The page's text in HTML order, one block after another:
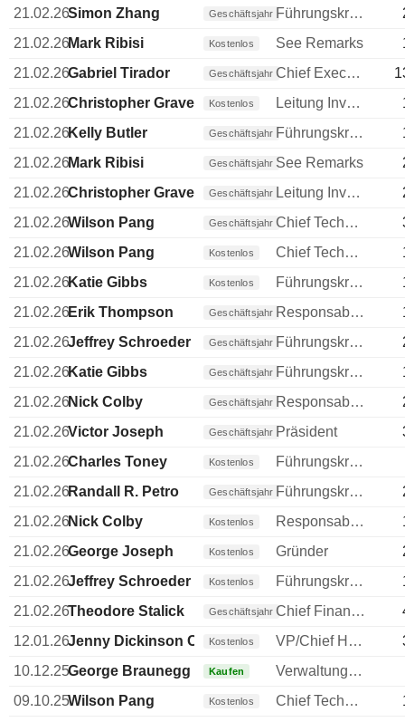
21.02.26Simon Zhang Geschäftsjahr Führungskraft / leitender Angestellter
21.02.26Mark Ribisi Kostenlos See Remarks
21.02.26Gabriel Tirador Geschäftsjahr Chief Executive Officer (CEO)
21.02.26Christopher Graves Kostenlos Leitung Investments
21.02.26Kelly Butler Geschäftsjahr Führungskraft / leitender Angestellter
21.02.26Mark Ribisi Geschäftsjahr See Remarks
21.02.26Christopher Graves Geschäftsjahr Leitung Investments
21.02.26Wilson Pang Geschäftsjahr Chief Technology Officer (CTO)
21.02.26Wilson Pang Kostenlos Chief Technology Officer (CTO)
21.02.26Katie Gibbs Kostenlos Führungskraft / leitender Angestellter
21.02.26Erik Thompson Geschäftsjahr Responsable ventes & marketing
21.02.26Jeffrey Schroeder Geschäftsjahr Führungskraft / leitender Angestellter
21.02.26Katie Gibbs Geschäftsjahr Führungskraft / leitender Angestellter
21.02.26Nick Colby Geschäftsjahr Responsable ventes & marketing
21.02.26Victor Joseph Geschäftsjahr Präsident
21.02.26Charles Toney Kostenlos
Führungskraft / leitender Angestellter
21.02.26Randall R. Petro Geschäftsjahr Führungskraft / leitender Angestellter
21.02.26Nick Colby Kostenlos Responsable ventes & marketing
21.02.26George Joseph Kostenlos Gründer
21.02.26Jeffrey Schroeder Kostenlos Führungskraft / leitender Angestellter
21.02.26Theodore Stalick Geschäftsjahr Chief Financial Officer (CFO)
12.01.26Jenny Dickinson ChanKostenlos VP/Chief HR Officer
10.12.25George Braunegg Kaufen
Verwaltungsratsmitglied
09.10.25Wilson Pang Kostenlos Chief Technology Officer (CTO)